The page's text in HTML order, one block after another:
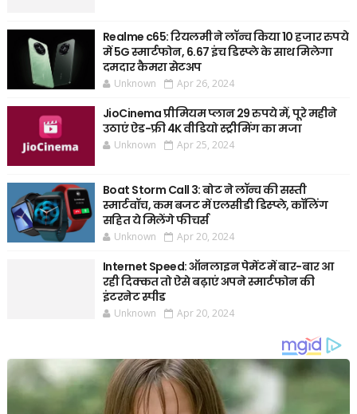
Realme c65: रियलमी ने लॉन्च किया 10 हजार रुपये
में 5G स्मार्टफोन, 6.67 इंच डिस्प्ले के साथ मिलेगा
दमदार कैमरा सेटअप
Unknown Apr 26, 2024
JioCinema प्रीमियम प्लान 29 रुपये में, पूरे महीने
उठाएं ऐड-फ्री 4K वीडियो स्ट्रीमिंग का मजा
Unknown Apr 25, 2024
Boat Storm Call 3: बोट ने लॉन्च की सस्ती
स्मार्टवॉच, कम बजट में एलसीडी डिस्प्ले, कॉलिंग
सहित ये मिलेंगे फीचर्स
Unknown Apr 20, 2024
Internet Speed: ऑनलाइन पेमेंट में बार-बार आ
रही दिक्कत तो ऐसे बढ़ाएं अपने स्मार्टफोन की
इंटरनेट स्पीड
Unknown Apr 20, 2024